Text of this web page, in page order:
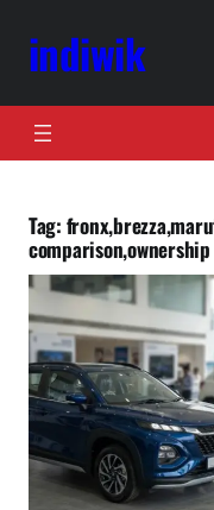
indiwik
Tag: